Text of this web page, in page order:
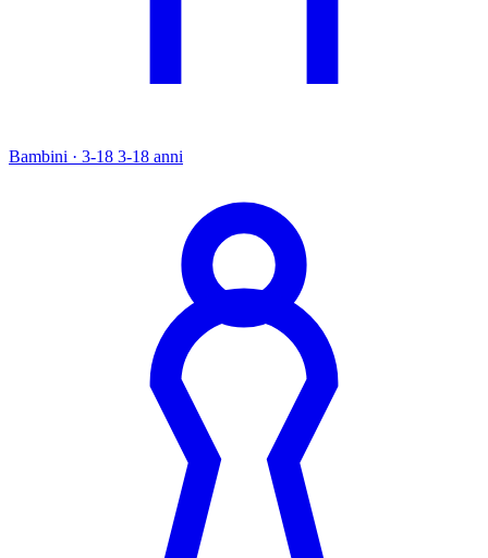
Bambini · 3-18 3-18 anni